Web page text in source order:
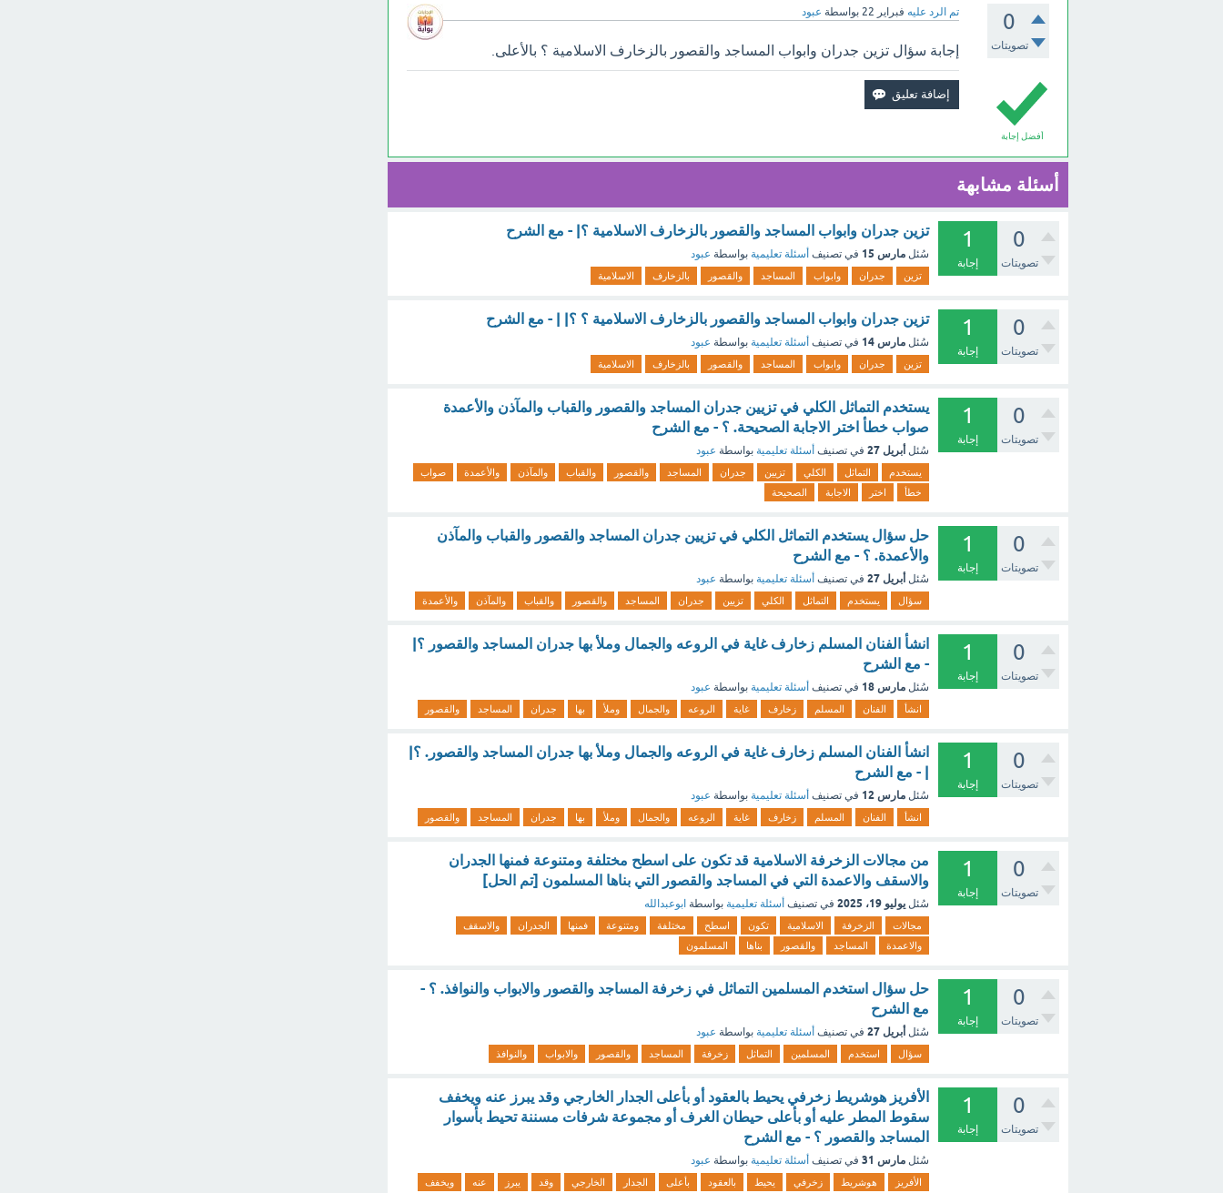
0
تصويتات
تم الرد عليه فبراير 22 بواسطة عبود
أفضل إجابة
إجابة سؤال تزين جدران وابواب المساجد والقصور بالزخارف الاسلامية ؟ بالأعلى.
أسئلة مشابهة
0
تصويتات
1
إجابة
تزين جدران وابواب المساجد والقصور بالزخارف الاسلامية ؟| - مع الشرح
سُئل مارس 15 في تصنيف أسئلة تعليمية بواسطة عبود
تزين جدران وابواب المساجد والقصور بالزخارف الاسلامية
0
تصويتات
1
إجابة
تزين جدران وابواب المساجد والقصور بالزخارف الاسلامية ؟ ؟| | - مع الشرح
سُئل مارس 14 في تصنيف أسئلة تعليمية بواسطة عبود
تزين جدران وابواب المساجد والقصور بالزخارف الاسلامية
0
تصويتات
1
إجابة
يستخدم التماثل الكلي في تزيين جدران المساجد والقصور والقباب والمآذن والأعمدة
صواب خطأ اختر الاجابة الصحيحة. ؟ - مع الشرح
سُئل أبريل 27 في تصنيف أسئلة تعليمية بواسطة عبود
يستخدم التماثل الكلي تزيين جدران المساجد والقصور والقباب والمآذن والأعمدة
صواب
خطأ
اختر الاجابة الصحيحة
0
تصويتات
1
إجابة
حل سؤال يستخدم التماثل الكلي في تزيين جدران المساجد والقصور والقباب والمآذن
والأعمدة. ؟ - مع الشرح
سُئل أبريل 27 في تصنيف أسئلة تعليمية بواسطة عبود
سؤال يستخدم التماثل الكلي تزيين جدران المساجد والقصور والقباب والمآذن والأعمدة
0
تصويتات
1
إجابة
انشأ الفنان المسلم زخارف غاية في الروعه والجمال وملأ بها جدران المساجد والقصور ؟|
- مع الشرح
سُئل مارس 18 في تصنيف أسئلة تعليمية بواسطة عبود
انشأ الفنان المسلم زخارف غاية الروعه والجمال وملأ بها جدران المساجد والقصور
0
تصويتات
1
إجابة
انشأ الفنان المسلم زخارف غاية في الروعه والجمال وملأ بها جدران المساجد والقصور. ؟|
| - مع الشرح
سُئل مارس 12 في تصنيف أسئلة تعليمية بواسطة عبود
انشأ الفنان المسلم زخارف غاية الروعه والجمال وملأ بها جدران المساجد والقصور
0
تصويتات
1
إجابة
من مجالات الزخرفة الاسلامية قد تكون على اسطح مختلفة ومتنوعة فمنها الجدران
والاسقف والاعمدة التي في المساجد والقصور التي بناها المسلمون [تم الحل]
سُئل يوليو 19، 2025 في تصنيف أسئلة تعليمية بواسطة ابوعبدالله
مجالات الزخرفة الاسلامية تكون اسطح مختلفة ومتنوعة فمنها الجدران
والاسقف
والاعمدة
المساجد والقصور بناها المسلمون
0
تصويتات
1
إجابة
حل سؤال استخدم المسلمين التماثل في زخرفة المساجد والقصور والابواب والنوافذ. ؟ -
مع الشرح
سُئل أبريل 27 في تصنيف أسئلة تعليمية بواسطة عبود
سؤال استخدم المسلمين التماثل زخرفة المساجد والقصور والابواب والنوافذ
0
تصويتات
1
إجابة
الأفريز هوشريط زخرفي يحيط بالعقود أو بأعلى الجدار الخارجي وقد يبرز عنه ويخفف
سقوط المطر عليه أو بأعلى حيطان الغرف أو مجموعة شرفات مسننة تحيط بأسوار
المساجد والقصور ؟ - مع الشرح
سُئل مارس 31 في تصنيف أسئلة تعليمية بواسطة عبود
الأفريز هوشريط زخرفي يحيط بالعقود بأعلى الجدار الخارجي وقد يبرز عنه ويخفف